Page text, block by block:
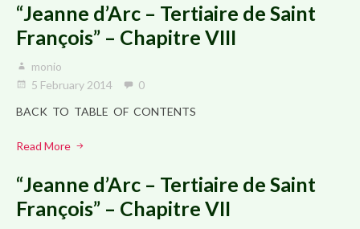
“Jeanne d’Arc – Tertiaire de Saint
François” – Chapitre VIII
monio
5 February 2014
0
BACK TO TABLE OF CONTENTS
Read More
“Jeanne d’Arc – Tertiaire de Saint
François” – Chapitre VII